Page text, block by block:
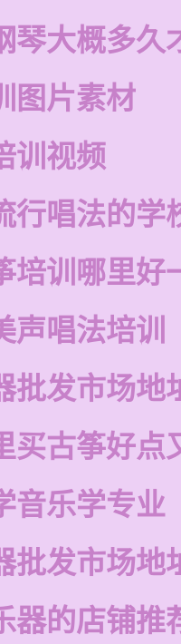
琴大概多久
图片素材
训视频
行唱法的学
培训哪里好
声唱法培训
批发市场地
买古筝好点
音乐学专业
批发市场地
器的店铺推